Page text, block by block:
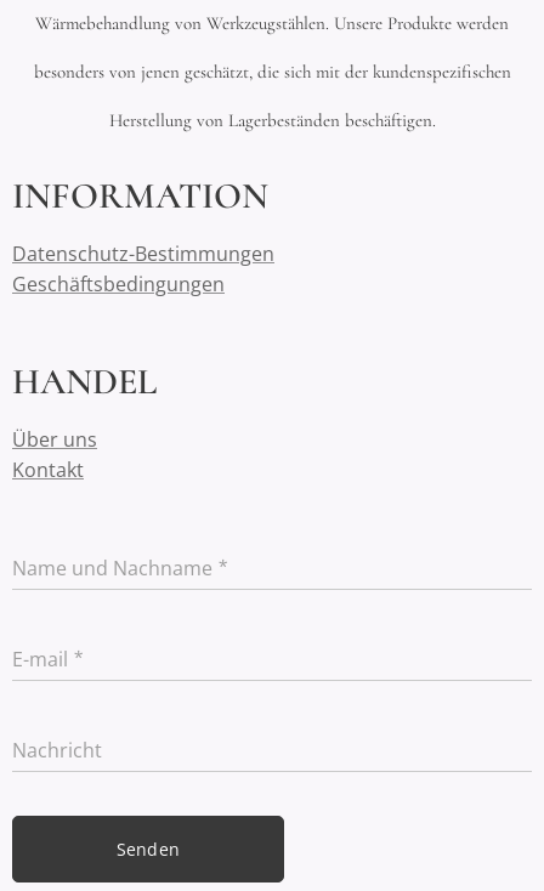
Wärmebehandlung von Werkzeugstählen. Unsere Produkte werden
besonders von jenen geschätzt, die sich mit der kundenspezifischen
Herstellung von Lagerbeständen beschäftigen.
INFORMATION
Datenschutz-Bestimmungen
Geschäftsbedingungen
HANDEL
Über uns
Kontakt
Name und Nachname
E-mail
Nachricht
Senden